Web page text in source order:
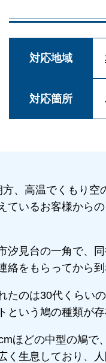
対応地域
対応箇所
、高温でくもり
ているお客様から
汐見台の一角で、
絡をもらってから
たのは30代くらい
いう鳩の種類が存
ほどの中型の鳩
生息しており、